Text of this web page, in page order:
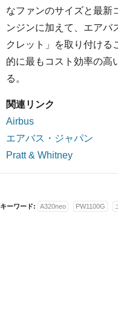
なファンのサイズと最新
ンジンに加えて、エアバ
クレット」を取り付ける
的に最もコスト効率の高
る。
関連リンク
Airbus
エアバス・ジャパン
Pratt & Whitney
キーワード: A320neo PW1100G